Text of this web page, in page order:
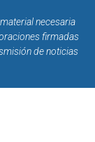
necesaria
firmadas
de noticias